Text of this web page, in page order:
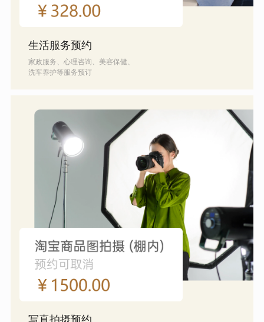
生活服务预约
家政服务、心理咨询、美容保健、
洗车养护等服务预订
写真拍摄预约